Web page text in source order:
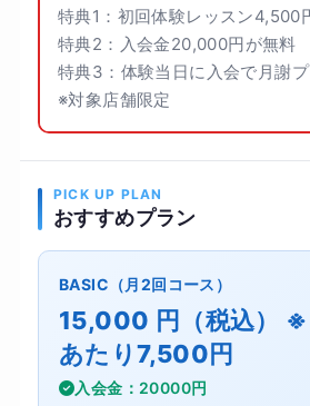
特典1：初回体験レッスン4,500
特典2：入会金20,000円が無料
特典3：体験当日に入会で月謝
※対象店舗限定
PICK UP PLAN
おすすめプラン
BASIC（月2回コース）
15,000 円（税込）
あたり7,500円
入会金：20000円